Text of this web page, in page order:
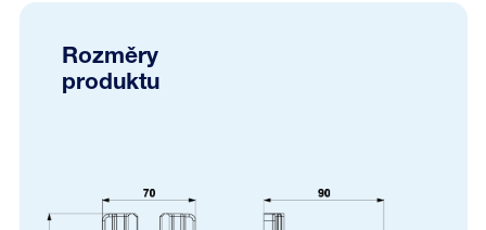
Rozměry
produktu